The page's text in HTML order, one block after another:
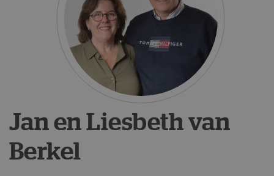
Jan en Liesbeth van
Berkel